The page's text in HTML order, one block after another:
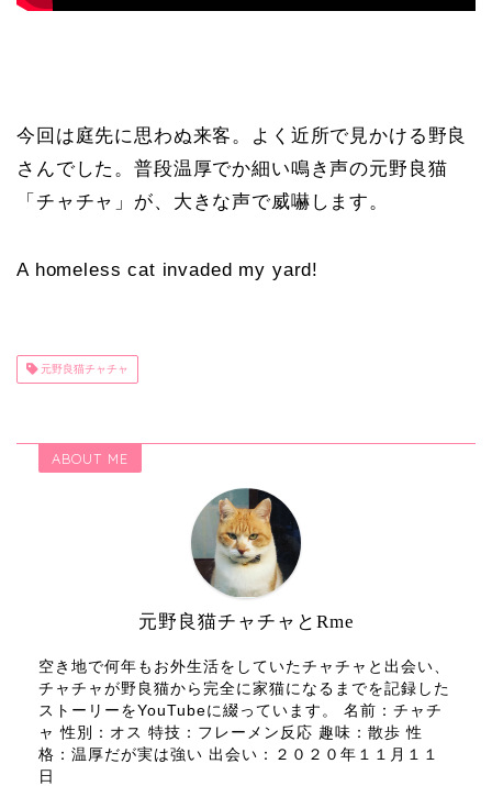
今回は庭先に思わぬ来客。よく近所で見かける野良
さんでした。普段温厚でか細い鳴き声の元野良猫
「チャチャ」が、大きな声で威嚇します。
A homeless cat invaded my yard!
元野良猫チャチャ
ABOUT ME
元野良猫チャチャとRme
空き地で何年もお外生活をしていたチャチャと出会い、
チャチャが野良猫から完全に家猫になるまでを記録した
ストーリーをYouTubeに綴っています。 名前：チャチ
ャ 性別：オス 特技：フレーメン反応 趣味：散歩 性
格：温厚だが実は強い 出会い：２０２０年１１月１１
日